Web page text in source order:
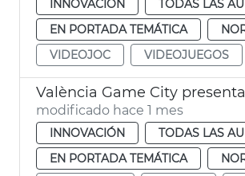
INNOVACIÓN TODAS LAS
EN PORTADA TEMÁTICA
VIDEOJOC
VIDEOJUEGOS
València Game City
modificado hace 1 mes
INNOVACIÓN TODAS LAS
EN PORTADA TEMÁTICA